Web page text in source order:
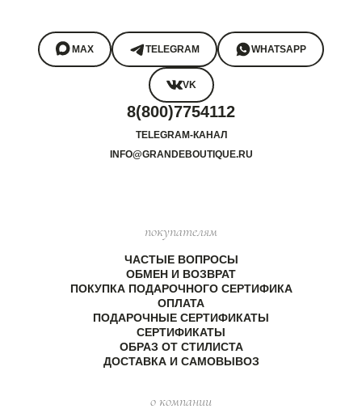
MAX TELEGRAM WHATSAPP
VK
8(800)7754112
TELEGRAM-КАНАЛ
INFO@GRANDEBOUTIQUE.RU
покупателям
ЧАСТЫЕ ВОПРОСЫ
ОБМЕН И ВОЗВРАТ
ПОКУПКА ПОДАРОЧНОГО СЕРТИФИКА
ОПЛАТА
ПОДАРОЧНЫЕ СЕРТИФИКАТЫ
СЕРТИФИКАТЫ
ОБРАЗ ОТ СТИЛИСТА
ДОСТАВКА И САМОВЫВОЗ
о компании